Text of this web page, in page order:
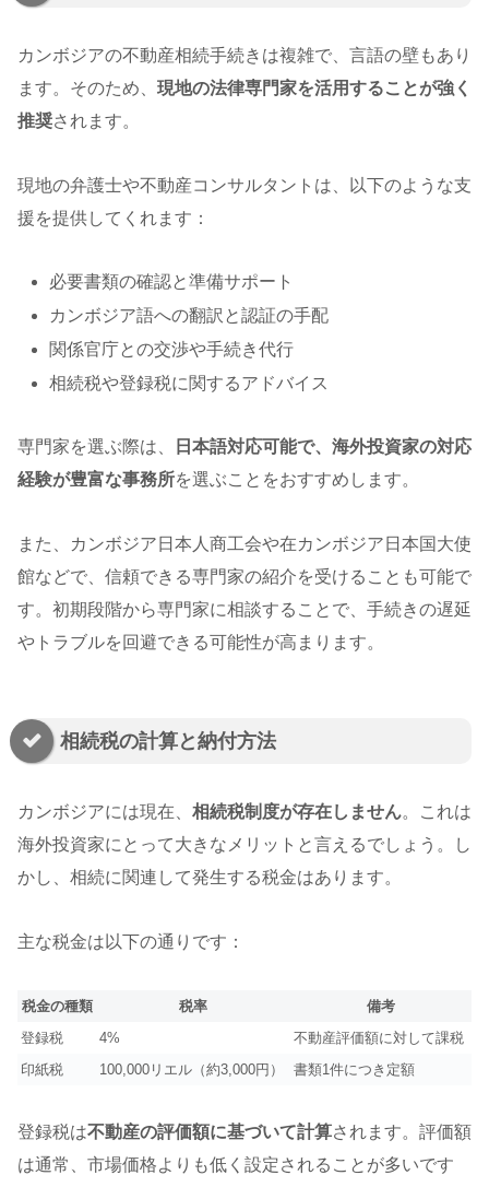
カンボジアの不動産相続手続きは複雑で、言語の壁もあり
ます。そのため、 現地の法律専門家を活用することが強く
推奨されます。
現地の弁護士や不動産コンサルタントは、以下のような支
援を提供してくれます：
必要書類の確認と準備サポート
カンボジア語への翻訳と認証の手配
関係官庁との交渉や手続き代行
相続税や登録税に関するアドバイス
専門家を選ぶ際は、
日本語対応可能で、海外投資家の対応
経験が豊富な事務所を選ぶことをおすすめします。
また、カンボジア日本人商工会や在カンボジア日本国大使
館などで、信頼できる専門家の紹介を受けることも可能で
す。初期段階から専門家に相談することで、手続きの遅延
やトラブルを回避できる可能性が高まります。
相続税の計算と納付方法
カンボジアには現在、 相続税制度が存在しません。これは
海外投資家にとって大きなメリットと言えるでしょう。し
かし、相続に関連して発生する税金はあります。
主な税金は以下の通りです：
税金の種類 税率
備考
登録税
4%
不動産評価額に対して課税
印紙税
100,000リエル（約3,000円） 書類1件につき定額
登録税は不動産の評価額に基づいて計算されます。評価額
は通常、市場価格よりも低く設定されることが多いです